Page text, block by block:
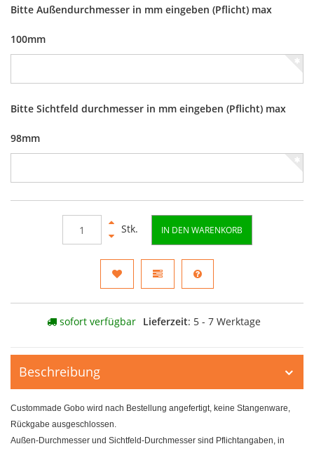
Bitte Außendurchmesser in mm eingeben (Pflicht) max
100mm
Bitte Sichtfeld durchmesser in mm eingeben (Pflicht) max
98mm
Stk. IN DEN WARENKORB
sofort verfügbar Lieferzeit: 5 - 7 Werktage
Beschreibung
Custommade Gobo wird nach Bestellung angefertigt, keine Stangenware,
Rückgabe ausgeschlossen.
Außen-Durchmesser und Sichtfeld-Durchmesser sind Pflichtangaben, in